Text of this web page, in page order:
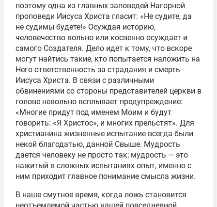
поэтому одна из главных заповедей Нагорной
проповеди Иисуса Христа гласит: «Не судите, да
не судимы будете!» Осуждая историю,
человечество вольно или косвенно осуждает и
самого Создателя. Дело идет к тому, что вскоре
могут найтись такие, кто попытается наложить на
Него ответственность за страдания и смерть
Иисуса Христа. В связи с различными
обвинениями со стороны представителей церкви в
голове невольно всплывает предупреждение:
«Многие придут под именем Моим и будут
говорить: «Я Христос», и многих прельстят». Для
христианина жизненные испытание всегда были
некой благодатью, данной Свыше. Мудрость
дается человеку не просто так; мудрость — это
нажитый в сложных испытаниях опыт, именно с
ним приходит главное понимание смысла жизни.
В наше смутное время, когда ложь становится